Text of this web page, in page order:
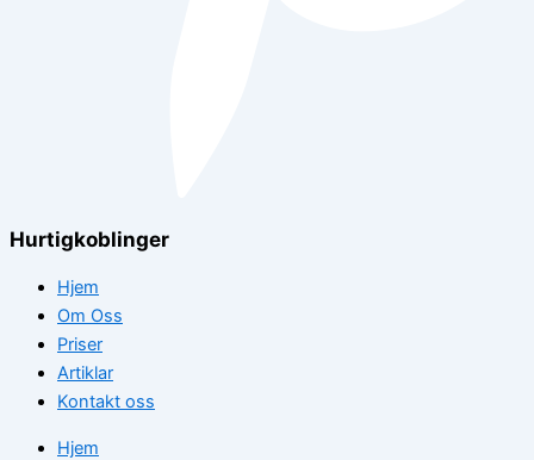
Hurtigkoblinger
Hjem
Om Oss
Priser
Artiklar
Kontakt oss
Hjem